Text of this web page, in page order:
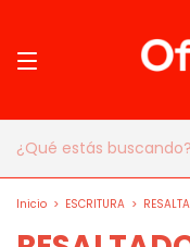
Inicio > ESCRITURA >